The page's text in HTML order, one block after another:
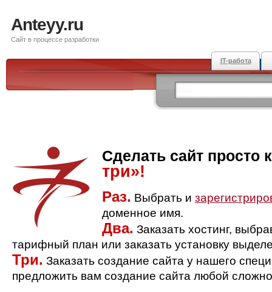
Anteyy.ru
Сайт в процессе разработки
IT-работа
Сделать сайт просто
три»!
Раз. Выбрать и
доменное имя.
Два. Заказать хостинг,
тарифный план или заказать установку
Три. Заказать создание сайта у нашего
предложить вам создание сайта любой